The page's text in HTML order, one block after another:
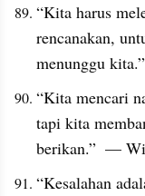
“Kita harus
rencanakan,
menunggu
“Kita mencari
tapi kita
berikan.”  —
“Kesalahan